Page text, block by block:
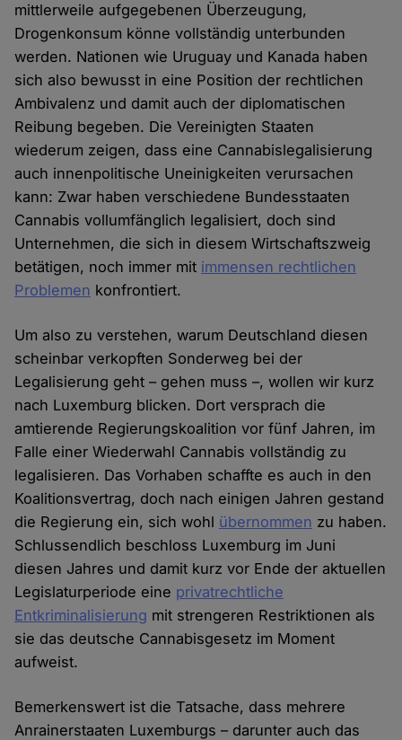
mittlerweile aufgegebenen Überzeugung,
Drogenkonsum könne vollständig unterbunden
werden. Nationen wie Uruguay und Kanada haben
sich also bewusst in eine Position der rechtlichen
Ambivalenz und damit auch der diplomatischen
Reibung begeben. Die Vereinigten Staaten
wiederum zeigen, dass eine Cannabislegalisierung
auch innenpolitische Uneinigkeiten verursachen
kann: Zwar haben verschiedene Bundesstaaten
Cannabis vollumfänglich legalisiert, doch sind
Unternehmen, die sich in diesem Wirtschaftszweig
betätigen, noch immer mit immensen rechtlichen
Problemen konfrontiert.
Um also zu verstehen, warum Deutschland diesen
scheinbar verkopften Sonderweg bei der
Legalisierung geht – gehen muss –, wollen wir kurz
nach Luxemburg blicken. Dort versprach die
amtierende Regierungskoalition vor fünf Jahren, im
Falle einer Wiederwahl Cannabis vollständig zu
legalisieren. Das Vorhaben schaffte es auch in den
Koalitionsvertrag, doch nach einigen Jahren gestand
die Regierung ein, sich wohl übernommen zu haben.
Schlussendlich beschloss Luxemburg im Juni
diesen Jahres und damit kurz vor Ende der aktuellen
Legislaturperiode eine privatrechtliche
Entkriminalisierung mit strengeren Restriktionen als
sie das deutsche Cannabisgesetz im Moment
aufweist.
Bemerkenswert ist die Tatsache, dass mehrere
Anrainerstaaten Luxemburgs – darunter auch das